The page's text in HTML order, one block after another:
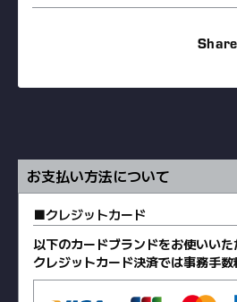
お支払い方法について
クレジットカード
以下のカードブランドをお使いいた
クレジットカード決済では事務手数